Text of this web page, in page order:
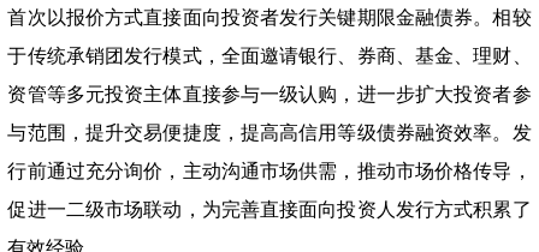
首次以报价方式直接面向投资者发行关键期限金融债券。相较
于传统承销团发行模式，全面邀请银行、券商、基金、理财、
资管等多元投资主体直接参与一级认购，进一步扩大投资者参
与范围，提升交易便捷度，提高高信用等级债券融资效率。发
行前通过充分询价，主动沟通市场供需，推动市场价格传导，
促进一二级市场联动，为完善直接面向投资人发行方式积累了
有效经验。